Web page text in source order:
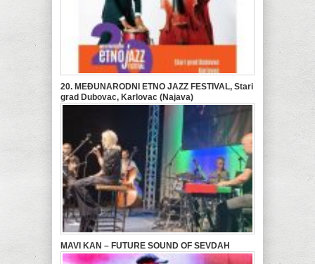
20. MEĐUNARODNI ETNO JAZZ FESTIVAL, Stari
grad Dubovac, Karlovac (Najava)
MAVI KAN – FUTURE SOUND OF SEVDAH